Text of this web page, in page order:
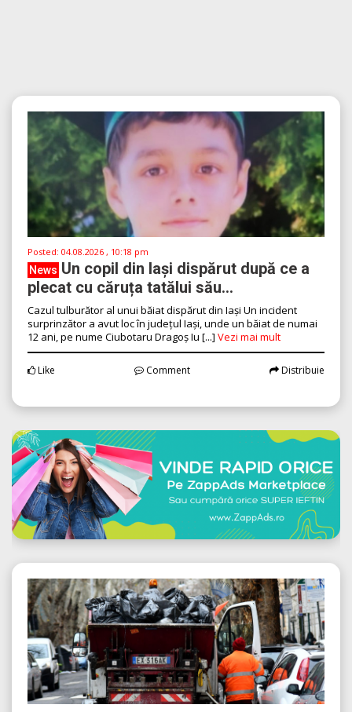
Posted: 04.08.2026 , 10:18 pm
News Un copil din Iași dispărut după ce a
plecat cu căruța tatălui său...
Cazul tulburător al unui băiat dispărut din Iași Un incident
surprinzător a avut loc în județul Iași, unde un băiat de numai
12 ani, pe nume Ciubotaru Dragoș Iu [...] Vezi mai mult
Like Comment Distribuie